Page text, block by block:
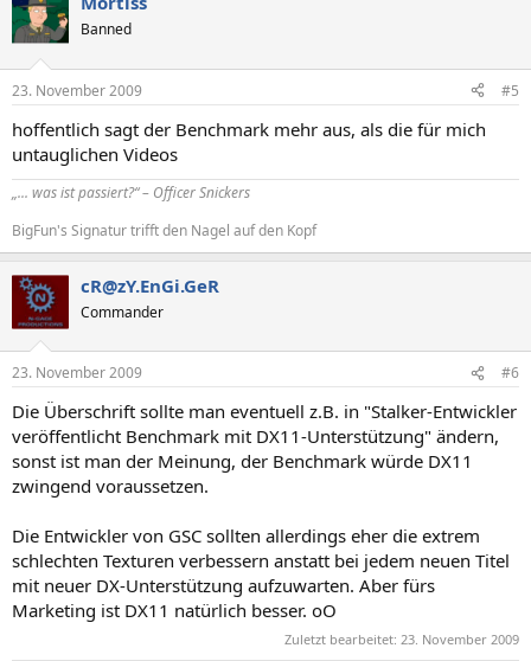
Banned
23. November 2009 #5
hoffentlich sagt der Benchmark mehr aus, als die für mich
untauglichen Videos
„... was ist passiert?“ – Officer Snickers
BigFun's Signatur trifft den Nagel auf den Kopf
cR@zY.EnGi.GeR
Commander
23. November 2009 #6
Die Überschrift sollte man eventuell z.B. in "Stalker-Entwickler
veröffentlicht Benchmark mit DX11-Unterstützung" ändern,
sonst ist man der Meinung, der Benchmark würde DX11
zwingend voraussetzen.
Die Entwickler von GSC sollten allerdings eher die extrem
schlechten Texturen verbessern anstatt bei jedem neuen Titel
mit neuer DX-Unterstützung aufzuwarten. Aber fürs
Marketing ist DX11 natürlich besser. oO
Zuletzt bearbeitet: 23. November 2009